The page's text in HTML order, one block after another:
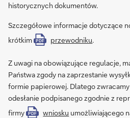
historycznych dokumentów.
Szczegółowe informacje dotyczące
krótkim
PDF przewodniku.
Z uwagi na obowiązujące regulacje,
Państwa zgody na zaprzestanie
formie papierowej. Dlatego
odesłanie podpisanego zgodnie z
firmy
PDF wniosku umożliwiającego